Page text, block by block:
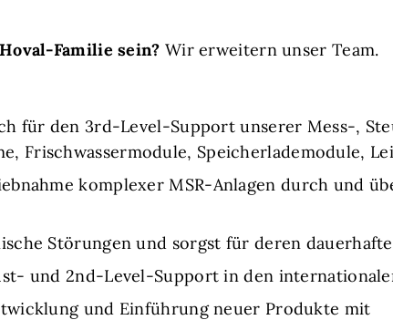
Familie sein? Wir erweitern unser Team.
für den 3rd-Level-Support unserer Mess-,
Frischwassermodule, Speicherlademodule,
komplexer MSR-Anlagen durch und
Störungen und sorgst für deren
und 2nd-Level-Support in den
und Einführung neuer Produkte mit